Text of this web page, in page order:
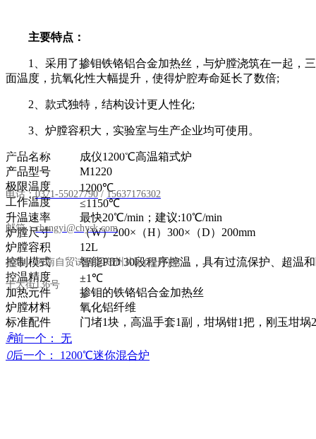
主要特点：
1、采用了掺钼铁铬铝合金加热丝，与炉膛浇筑在一起，
面温度，抗氧化性大幅提升，使得炉腔寿命延长了数倍;
2、款式独特，结构设计更人性化;
3、炉膛容积大，实验室与生产企业均可使用。
产品名称
成仪1200℃高温箱式炉
产品型号
M1220
极限温度
1200℃
工作温度
≤1150℃
升温速率
最快20℃/min；建议:10℃/min
炉膛尺寸
（W）200×（H）300×（D）200mm
炉膛容积
12L
控制模式
智能PID 30段程序控温，具有过流保护、超温
控温精度
±1℃
加热元件
掺钼的铁铬铝合金加热丝
炉膛材料
氧化铝纤维
标准配件
门堵1块，高温手套1副，坩埚钳1把，刚玉坩埚
ꄴ前一个：
无
ꄲ后一个： 1200℃迷你混合炉
联系我们 / Contact us
电话：0371-55027790/ 15637176302
邮箱：chengyi@chysk.com
地址：河南自贸试验区郑州片区(经开)第
十大街136号